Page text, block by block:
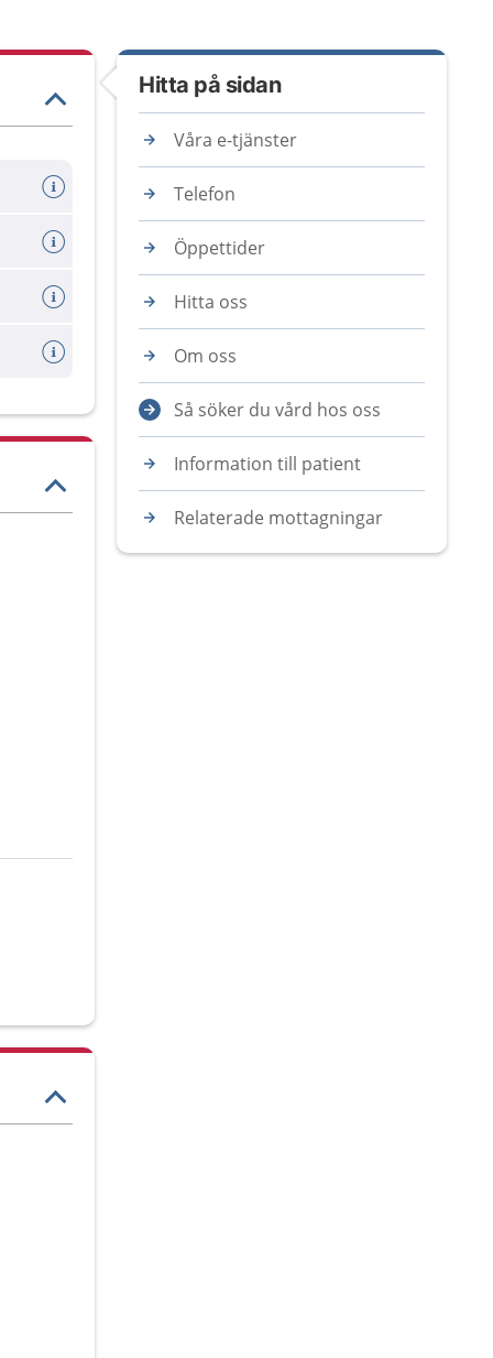
Hitta på sidan
Våra e-tjänster
Telefon
Öppettider
Hitta oss
Om oss
Så söker du vård hos oss
Information till patient
Relaterade mottagningar